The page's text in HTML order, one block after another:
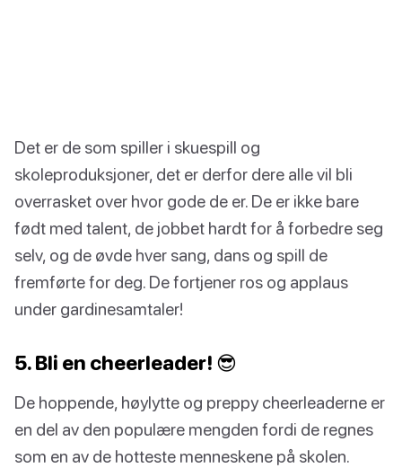
Det er de som spiller i skuespill og
skoleproduksjoner, det er derfor dere alle vil bli
overrasket over hvor gode de er. De er ikke bare
født med talent, de jobbet hardt for å forbedre seg
selv, og de øvde hver sang, dans og spill de
fremførte for deg. De fortjener ros og applaus
under gardinesamtaler!
5. Bli en cheerleader! 😎
De hoppende, høylytte og preppy cheerleaderne er
en del av den populære mengden fordi de regnes
som en av de hotteste menneskene på skolen.